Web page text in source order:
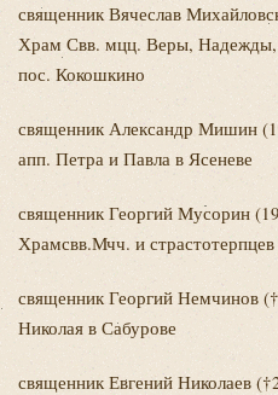
священник Вячеслав
Храм Свв. мцц. Веры,
пос. Кокошкино
священник Александр Мишин
апп. Петра и Павла в Ясеневе
священник Георгий Мусорин
Храмсвв.Мчч. и
священник Георгий Немчинов
Николая в Сабурове
священник Евгений Николаев